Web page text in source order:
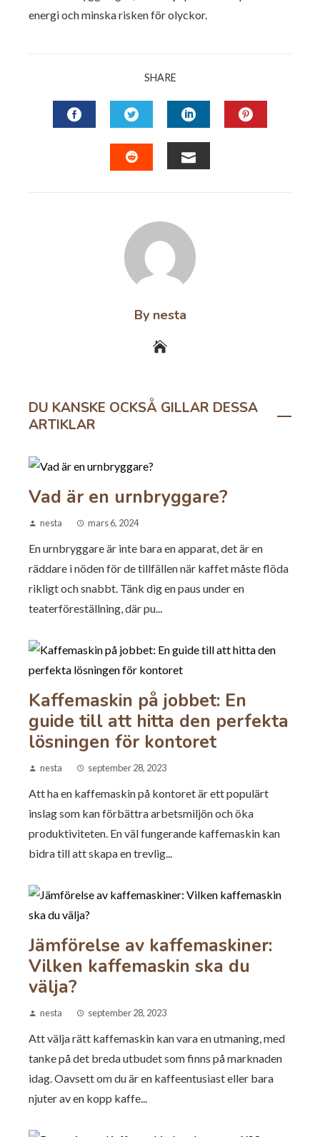
energi och minska risken för olyckor.
SHARE
FACEBOOKTWITTERLINKEDIN
By nesta
DU KANSKE OCKSÅ GILLAR DESSA
ARTIKLAR
Vad är en urnbryggare?
nesta mars 6, 2024
En urnbryggare är inte bara en apparat, det är en
räddare i nöden för de tillfällen när kaffet måste flöda
rikligt och snabbt. Tänk dig en paus under en
teaterföreställning, där pu...
Kaffemaskin på jobbet: En
guide till att hitta den perfekta
lösningen för kontoret
nesta september 28, 2023
Att ha en kaffemaskin på kontoret är ett populärt
inslag som kan förbättra arbetsmiljön och öka
produktiviteten. En väl fungerande kaffemaskin kan
bidra till att skapa en trevlig...
Jämförelse av kaffemaskiner:
Vilken kaffemaskin ska du
välja?
nesta september 28, 2023
Att välja rätt kaffemaskin kan vara en utmaning, med
tanke på det breda utbudet som finns på marknaden
idag. Oavsett om du är en kaffeentusiast eller bara
njuter av en kopp kaffe...